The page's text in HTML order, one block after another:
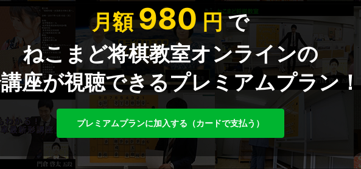
月額980円で
ねこまど将棋教室オンラインの
座が視聴できるプレミアムプラン！
プレミアムプランに加入する（カードで支払う）